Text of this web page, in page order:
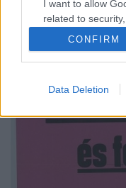
I want to allow
related to
functionality and
CONFIRM
Data Deletion
veszélyhelyzeti